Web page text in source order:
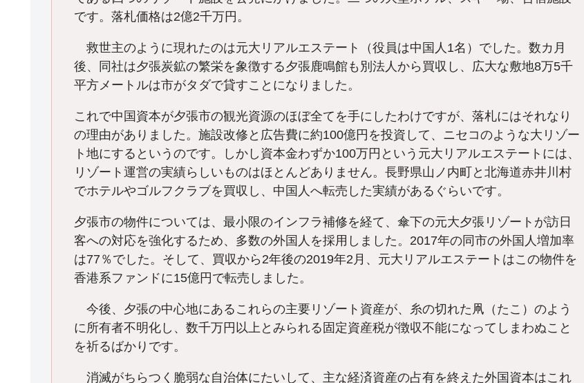
です。落札価格は2億2千万円。
救世主のように現れたのは元大リアルエステート（役員は中国人1名）でした。数カ月
後、同社は夕張炭鉱の繁栄を象徴する夕張鹿鳴館も別法人から買収し、広大な敷地8万5千
平方メートルは市がタダで貸すことになりました。
これで中国資本が夕張市の観光資源のほぼ全てを手にしたわけですが、落札にはそれなり
の理由がありました。施設改修と広告費に約100億円を投資して、ニセコのような大リゾー
ト地にするというのです。しかし資本金わずか100万円という元大リアルエステートには、
リゾート運営の実績らしいものはほとんどありません。長野県山ノ内町と北海道赤井川村
でホテルやゴルフクラブを買収し、中国人へ転売した実績があるぐらいです。
夕張市の物件については、最小限のインフラ補修を経て、傘下の元大夕張リゾートが訪日
客への対応を強化するため、多数の外国人を採用しました。2017年の同市の外国人増加率
は77％でした。そして、買収から2年後の2019年2月、元大リアルエステートはこの物件を
香港系ファンドに15億円で転売しました。
今後、夕張の中心地にあるこれらの主要リゾート資産が、糸の切れた凧（たこ）のよう
に所有者不明化し、数千万円以上とみられる固定資産税が徴収不能になってしまわぬこと
を祈るばかりです。
消滅がちらつく脆弱な自治体にたいして、主な経済資産の占有を終えた外国資本はこれ